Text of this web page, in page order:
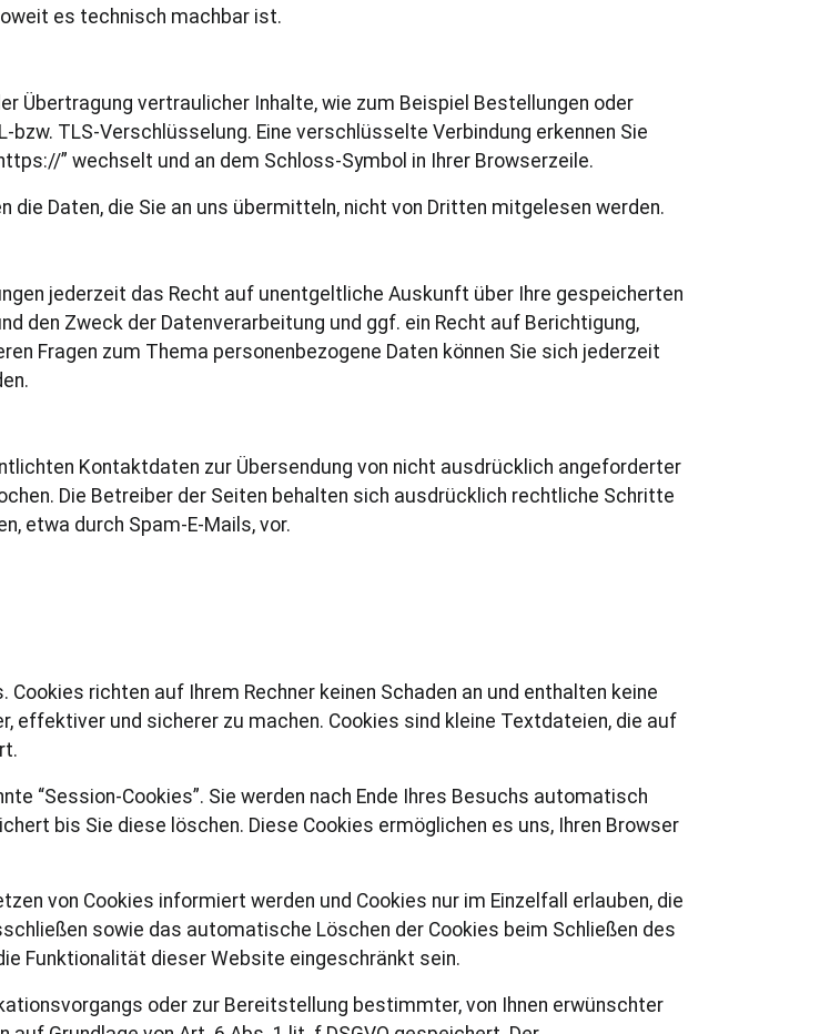
es technisch machbar ist.
Übertragung vertraulicher Inhalte, wie zum Beispiel Bestellungen oder
bzw. TLS-Verschlüsselung. Eine verschlüsselte Verbindung erkennen Sie
” wechselt und an dem Schloss-Symbol in Ihrer Browserzeile.
die Daten, die Sie an uns übermitteln, nicht von Dritten mitgelesen werden.
jederzeit das Recht auf unentgeltliche Auskunft über Ihre gespeicherten
den Zweck der Datenverarbeitung und ggf. ein Recht auf Berichtigung,
Fragen zum Thema personenbezogene Daten können Sie sich jederzeit
Kontaktdaten zur Übersendung von nicht ausdrücklich angeforderter
Die Betreiber der Seiten behalten sich ausdrücklich rechtliche Schritte
etwa durch Spam-E-Mails, vor.
richten auf Ihrem Rechner keinen Schaden an und enthalten keine
effektiver und sicherer zu machen. Cookies sind kleine Textdateien, die auf
“Session-Cookies”. Sie werden nach Ende Ihres Besuchs automatisch
bis Sie diese löschen. Diese Cookies ermöglichen es uns, Ihren Browser
von Cookies informiert werden und Cookies nur im Einzelfall erlauben, die
sowie das automatische Löschen der Cookies beim Schließen des
Funktionalität dieser Website eingeschränkt sein.
oder zur Bereitstellung bestimmter, von Ihnen erwünschter